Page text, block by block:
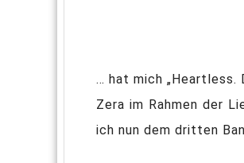
… hat mich „Heartless.
Zera im Rahmen der
ich nun dem dritten